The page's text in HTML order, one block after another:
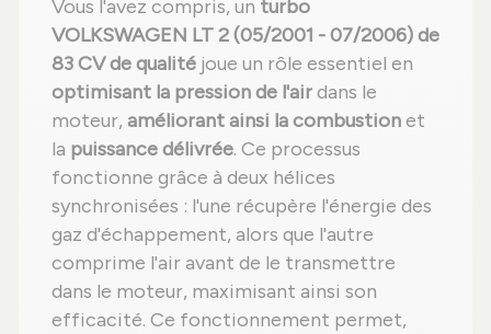
Vous l'avez compris, un turbo
VOLKSWAGEN LT 2 (05/2001 - 07/2006) de
83 CV de qualité joue un rôle essentiel en
optimisant la pression de l'airdans le
moteur, améliorant ainsi la combustionet
la puissance délivrée. Ce processus
fonctionne grâce à deux hélices
synchronisées : l'une récupère l'énergie des
gaz d'échappement, alors que l'autre
comprime l'air avant de le transmettre
dans le moteur, maximisant ainsi son
efficacité. Ce fonctionnement permet,